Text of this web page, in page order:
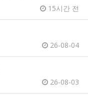
15시간 전
26-08-04
26-08-03